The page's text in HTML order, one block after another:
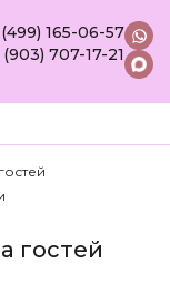
165-06-57
(903) 707-17-21
гостей